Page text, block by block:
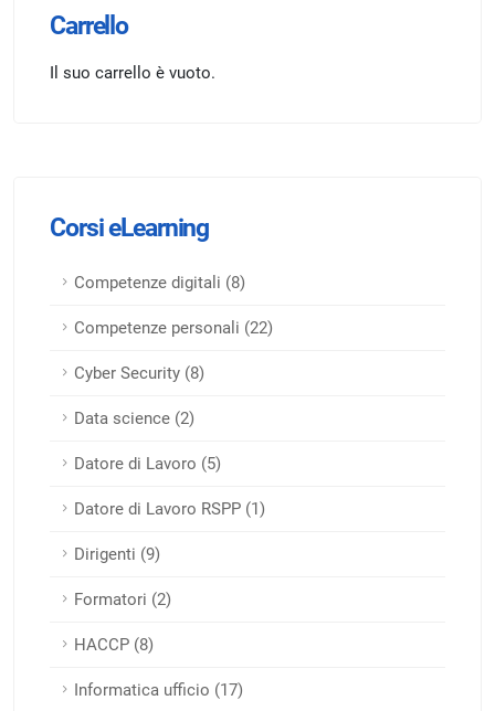
Carrello
Il suo carrello è vuoto.
Corsi eLearning
Competenze digitali (8)
Competenze personali (22)
Cyber Security (8)
Data science (2)
Datore di Lavoro (5)
Datore di Lavoro RSPP (1)
Dirigenti (9)
Formatori (2)
HACCP (8)
Informatica ufficio (17)